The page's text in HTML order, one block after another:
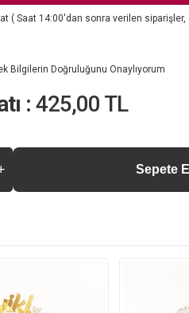
( Saat 14:00'dan sonra verilen
Bilgilerin Doğruluğunu Onaylıyorum
: 425,00 TL